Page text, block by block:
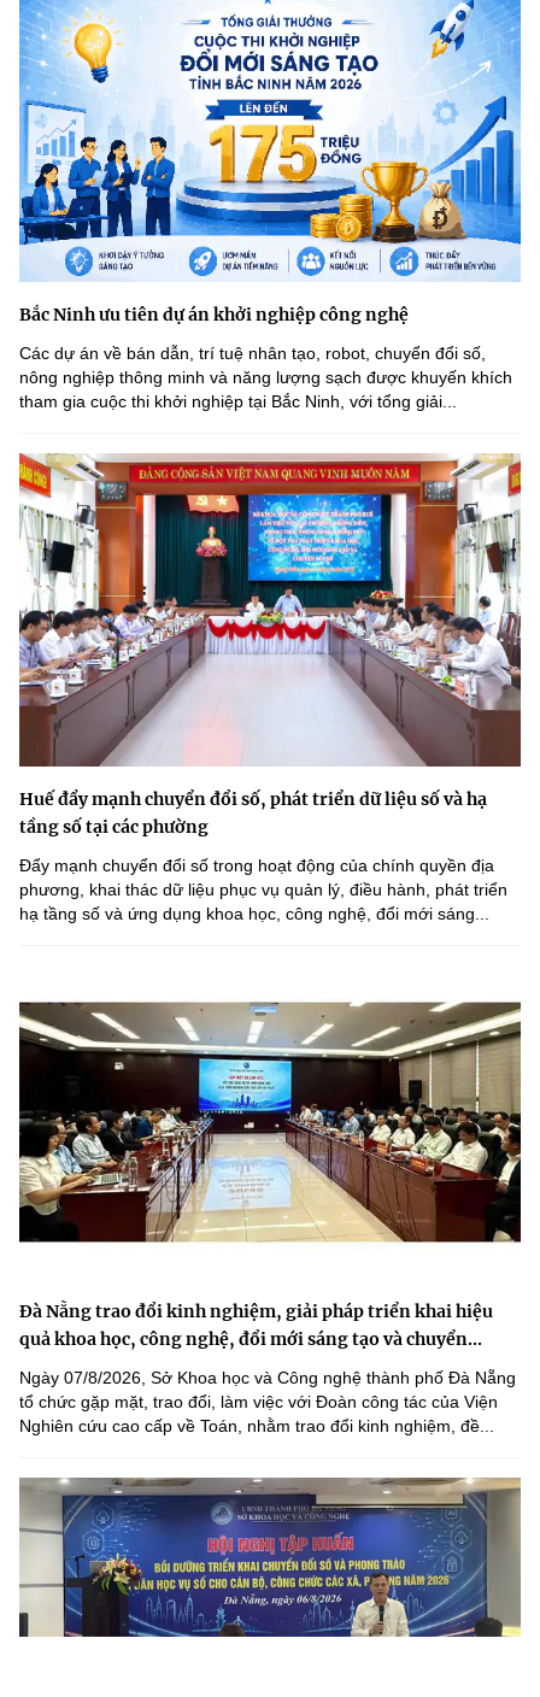
Bắc Ninh ưu tiên dự án khởi nghiệp công nghệ
Các dự án về bán dẫn, trí tuệ nhân tạo, robot, chuyển đổi số,
nông nghiệp thông minh và năng lượng sạch được khuyến khích
tham gia cuộc thi khởi nghiệp tại Bắc Ninh, với tổng giải...
Huế đẩy mạnh chuyển đổi số, phát triển dữ liệu số và hạ
tầng số tại các phường
Đẩy mạnh chuyển đổi số trong hoạt động của chính quyền địa
phương, khai thác dữ liệu phục vụ quản lý, điều hành, phát triển
hạ tầng số và ứng dụng khoa học, công nghệ, đổi mới sáng...
Đà Nẵng trao đổi kinh nghiệm, giải pháp triển khai hiệu
quả khoa học, công nghệ, đổi mới sáng tạo và chuyển...
Ngày 07/8/2026, Sở Khoa học và Công nghệ thành phố Đà Nẵng
tổ chức gặp mặt, trao đổi, làm việc với Đoàn công tác của Viện
Nghiên cứu cao cấp về Toán, nhằm trao đổi kinh nghiệm, đề...